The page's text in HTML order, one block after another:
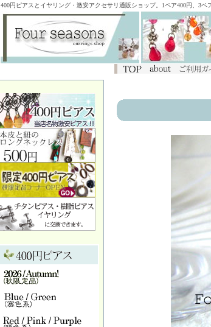
400円ピアスとイヤリング・激安アクセサリ通販ショップ。1ペア400円、3